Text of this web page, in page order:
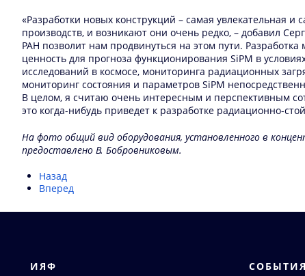
«Разработки новых конструкций – самая увлекательная
производств, и возникают они очень редко, – добавил
РАН позволит нам продвинуться на этом пути.
ценность для прогноза функционирования SiPM в
исследований в космосе, мониторинга радиационных
мониторинг состояния и параметров SiPM
В целом, я считаю очень интересным и перспективным
это когда-нибудь приведет к разработке радиационно-
На фото общий вид оборудования, установленного в
предоставлено В. Бобровниковым.
Назад
Вперед
ИЯФ СОБЫТИЯ